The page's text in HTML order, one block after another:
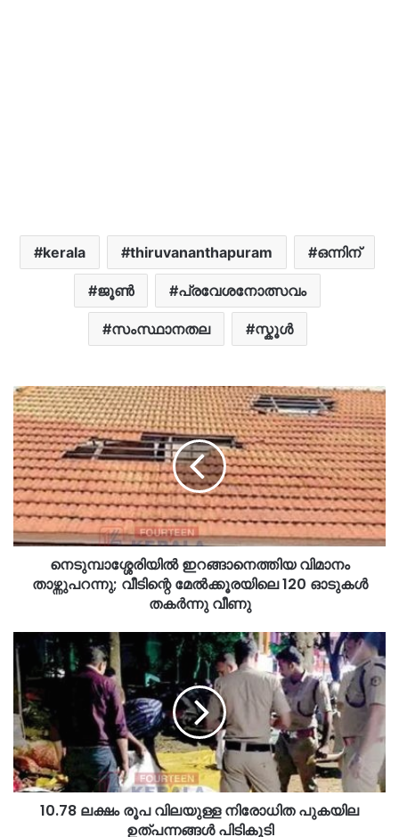
kerala thiruvananthapuram ഒന്നിന്
ജൂൺ പ്രവേശനോത്സവം
സംസ്ഥാനതല സ്കൂൾ
നെടുമ്പാശ്ശേരിയിൽ ഇറങ്ങാനെത്തിയ വിമാനം
താഴ്ന്നുപറന്നു; വീടിന്റെ മേൽക്കൂരയിലെ 120 ഓടുകൾ
തകർന്നു വീണു
10.78 ലക്ഷം രൂപ വിലയുള്ള നിരോധിത പുകയില
ഉത്‌പന്നങ്ങൾ പിടികൂടി